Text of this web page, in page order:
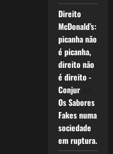
Direito
McDonald’s:
picanha não
é picanha,
direito não
é direito -
Conjurem
Os Sabores
Fakes numa
sociedade
em ruptura.